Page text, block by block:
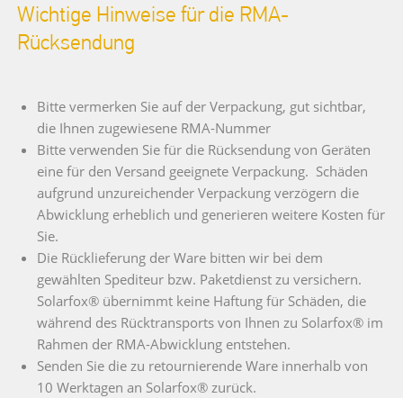
Wichtige Hinweise für die RMA-
Rücksendung
Bitte vermerken Sie auf der Verpackung, gut sichtbar,
die Ihnen zugewiesene RMA-Nummer
Bitte verwenden Sie für die Rücksendung von Geräten
eine für den Versand geeignete Verpackung. Schäden
aufgrund unzureichender Verpackung verzögern die
Abwicklung erheblich und generieren weitere Kosten für
Sie.
Die Rücklieferung der Ware bitten wir bei dem
gewählten Spediteur bzw. Paketdienst zu versichern.
Solarfox® übernimmt keine Haftung für Schäden, die
während des Rücktransports von Ihnen zu Solarfox® im
Rahmen der RMA-Abwicklung entstehen.
Senden Sie die zu retournierende Ware innerhalb von
10 Werktagen an Solarfox® zurück.